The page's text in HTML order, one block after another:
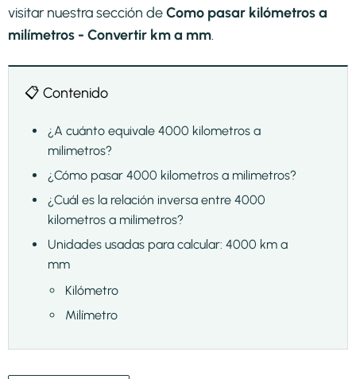
visitar nuestra sección deComo pasar kilómetros a
milímetros - Convertir km a mm.
📋 Contenido
¿A cuánto equivale 4000 kilometros a
milimetros?
¿Cómo pasar 4000 kilometros a milimetros?
¿Cuál es la relación inversa entre 4000
kilometros a milimetros?
Unidades usadas para calcular: 4000 km a
mm
Kilómetro
Milímetro